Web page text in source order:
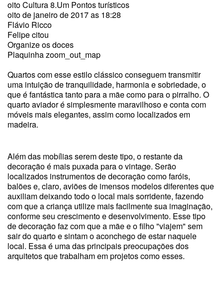
oito Cultura 8.Um Pontos turísticos
oito de janeiro de 2017 as 18:28
Flávio Ricco
Felipe citou
Organize os doces
Plaquinha zoom_out_map
Quartos com esse estilo clássico conseguem transmitir
uma intuição de tranquilidade, harmonia e sobriedade, o
que é fantástica tanto para a mãe como para o pirralho. O
quarto aviador é simplesmente maravilhoso e conta com
móveis mais elegantes, assim como localizados em
madeira.
Além das mobílias serem deste tipo, o restante da
decoração é mais puxada para o vintage. Serão
localizados instrumentos de decoração como faróis,
balões e, claro, aviões de imensos modelos diferentes que
auxiliam deixando todo o local mais sorridente, fazendo
com que a criança utilize mais facilmente sua imaginação,
conforme seu crescimento e desenvolvimento. Esse tipo
de decoração faz com que a mãe e o filho "viajem" sem
sair do quarto e sintam o aconchego de estar naquele
local. Essa é uma das principais preocupações dos
arquitetos que trabalham em projetos como esses.